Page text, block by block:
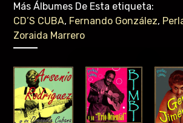
Más Álbumes De Esta etiqueta:
CD’S CUBA, Fernando González,
Zoraida Marrero